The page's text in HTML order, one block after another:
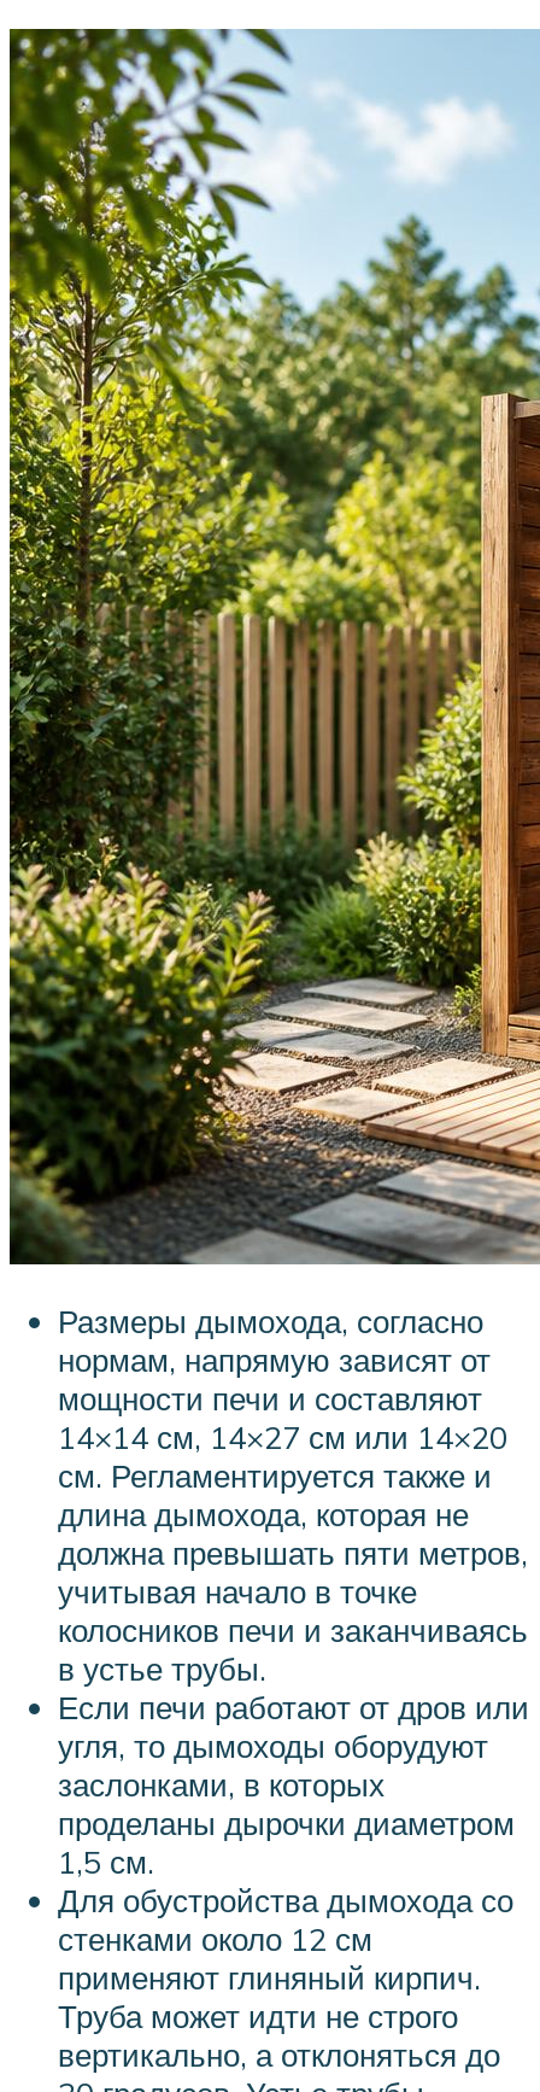
Размеры дымохода, согласно
нормам, напрямую зависят от
мощности печи и составляют
14×14 см, 14×27 см или 14×20
см. Регламентируется также и
длина дымохода, которая не
должна превышать пяти метров,
учитывая начало в точке
колосников печи и заканчиваясь
в устье трубы.
Если печи работают от дров или
угля, то дымоходы оборудуют
заслонками, в которых
проделаны дырочки диаметром
1,5 см.
Для обустройства дымохода со
стенками около 12 см
применяют глиняный кирпич.
Труба может идти не строго
вертикально, а отклоняться до